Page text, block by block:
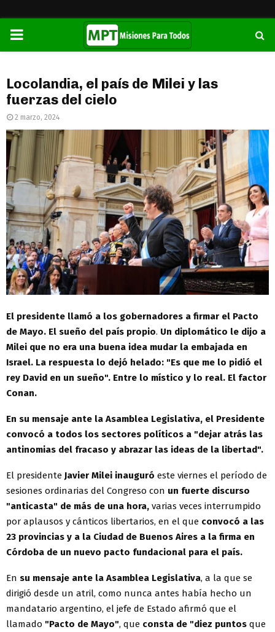
PRIMARY
Locolandia, el país de Milei y las
fuerzas del cielo
2 marzo, 2024
El presidente llamó a los gobernadores a firmar el Pacto
de Mayo. El sueño del país propio. Un diplomático le dijo a
Milei que no era una buena idea mudar la embajada en
Israel. La respuesta lo dejó helado: "Es que me lo pidió el
rey David en un sueño". Entre lo místico y lo real. El factor
Conan.
En su mensaje ante la Asamblea Legislativa, el Presidente
convocó a todos los sectores políticos a "dejar atrás las
antinomias del fracaso y abrazar las ideas de la libertad".
El presidente Javier Milei inauguró este viernes el período de
sesiones ordinarias del Congreso con un fuerte discurso
"anticasta" de más de una hora, varias veces interrumpido
por aplausos y cánticos libertarios, en el que convocó a las
23 provincias y a la Ciudad de Buenos Aires a la firma en
Córdoba de un nuevo pacto fundacional para el país.
En su mensaje ante la Asamblea Legislativa, a la que se
dirigió desde un atril, como nunca antes había hecho un
mandatario argentino, el jefe de Estado afirmó que el
llamado "Pacto de Mayo", que consta de "diez puntos que